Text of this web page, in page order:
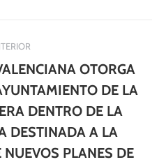
OTORGA
DE LA
DENTRO DE LA
DESTINADA A LA
PLANES DE